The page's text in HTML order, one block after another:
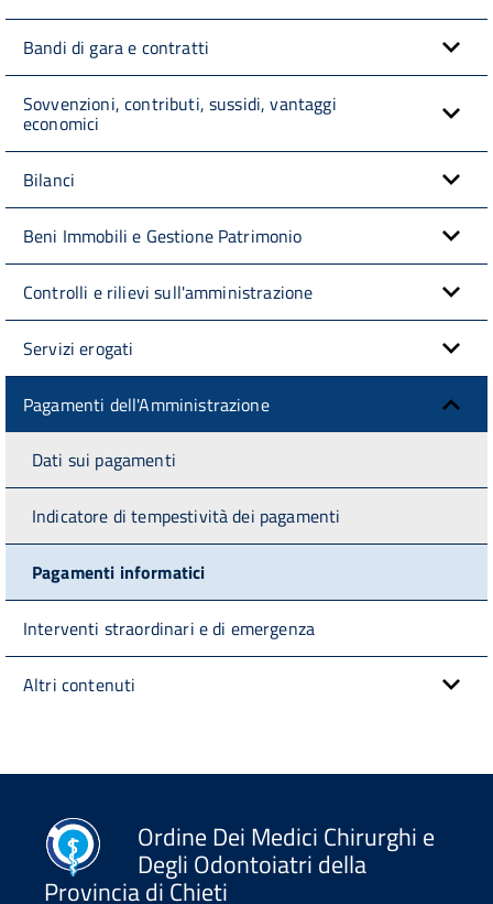
Bandi di gara e contratti
Sovvenzioni, contributi, sussidi, vantaggi
economici
Bilanci
Beni Immobili e Gestione Patrimonio
Controlli e rilievi sull'amministrazione
Servizi erogati
Pagamenti dell'Amministrazione
Dati sui pagamenti
Indicatore di tempestività dei pagamenti
Pagamenti informatici
Interventi straordinari e di emergenza
Altri contenuti
Ordine Dei Medici Chirurghi e
Degli Odontoiatri della
Provincia di Chieti